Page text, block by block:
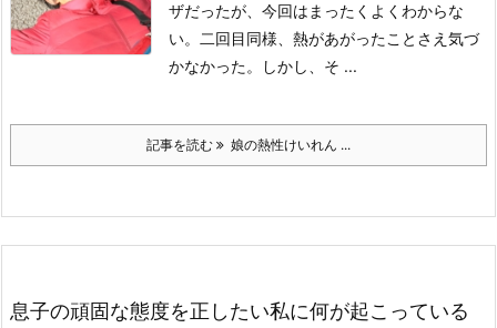
ザだったが、今回はまったくよくわからな
い。
二回目同様、熱があがったことさえ気づ
かなかった。
しかし、そ ...
記事を読む 娘の熱性けいれん ...
息子の頑固な態度を正したい私に何が起こっている